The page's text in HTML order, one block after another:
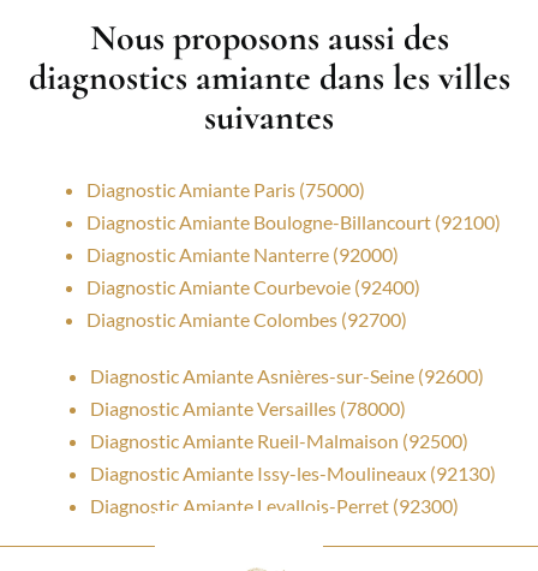
Nous proposons aussi des
diagnostics amiante dans les villes
suivantes
Diagnostic Amiante Paris (75000)
Diagnostic Amiante Boulogne-Billancourt (92100)
Diagnostic Amiante Nanterre (92000)
Diagnostic Amiante Courbevoie (92400)
Diagnostic Amiante Colombes (92700)
Diagnostic Amiante Asnières-sur-Seine (92600)
Diagnostic Amiante Versailles (78000)
Diagnostic Amiante Rueil-Malmaison (92500)
Diagnostic Amiante Issy-les-Moulineaux (92130)
Diagnostic Amiante Levallois-Perret (92300)